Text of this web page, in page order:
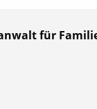
für